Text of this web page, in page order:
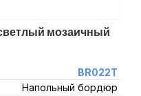
мозаичный
BR022T
Напольный бордюр